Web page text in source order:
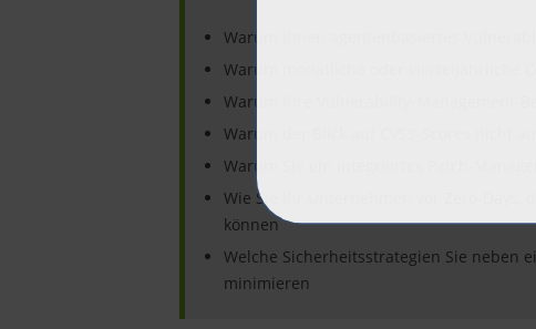
Warum Ihnen agentenbasiertes
Warum monatliche oder vierteljährliche
Warum Ihre Vulnerability-Management-
Warum der Blick auf CVSS-Scores nicht
Warum Sie ein integriertes Patch-
Wie Sie Ihr Unternehmen vor Zero-
können
Welche Sicherheitsstrategien Sie neben
minimieren